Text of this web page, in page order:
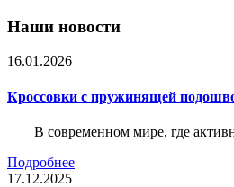
Наши новости
16.01.2026
Кроссовки с пружинящей
В современном мире, где
Подробнее
17.12.2025